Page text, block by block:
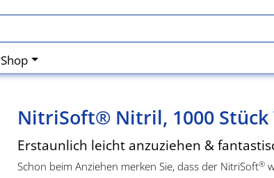
Shop
NitriSoft® Nitril, 1000 Stück
Erstaunlich leicht anzuziehen &
Schon beim Anziehen merken Sie, dass der NitriSoft®